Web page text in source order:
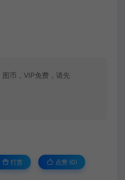
图币，VIP免费，请先
打赏 点赞 (0)